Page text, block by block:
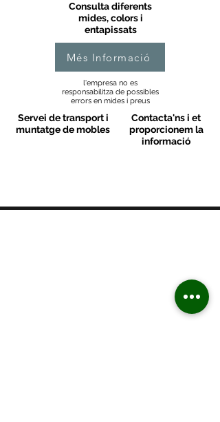
Consulta diferents
mides, colors i
entapissats
Més Informació
l'empresa no es
responsabilitza de possibles
errors en mides i preus
Servei de transport i
muntatge de mobles
Contacta'ns i et
proporcionem la
informació